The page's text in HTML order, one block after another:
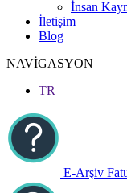
İnsan
İletişim
Blog
NAVİGASYON
TR
E-Arşiv